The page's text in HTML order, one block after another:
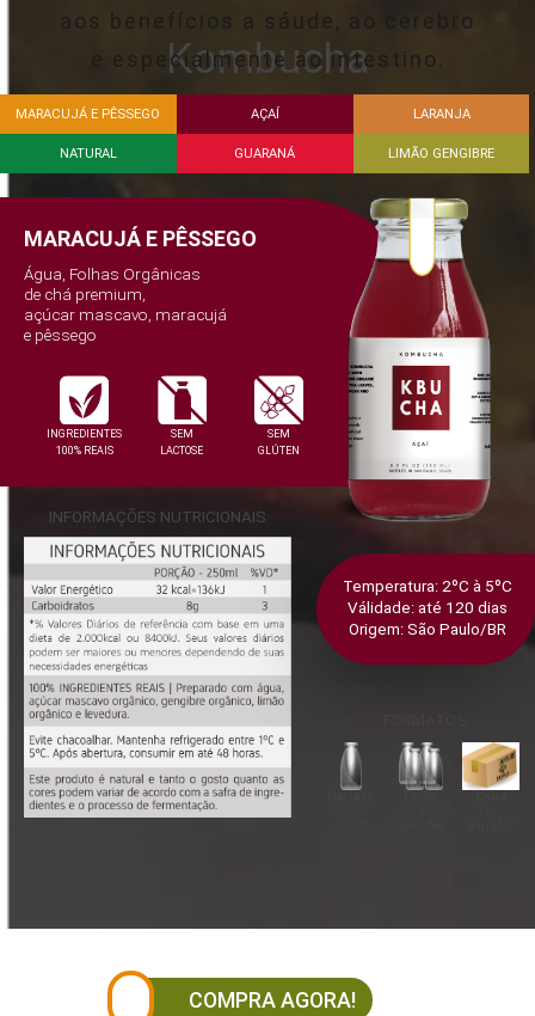
Kombucha
aos benefícios a sáude, ao cérebro
e especialmente ao intestino.
MARACUJÁ E PÊSSEGO AÇAÍ LARANJA
NATURAL GUARANÁ LIMÃO GENGIBRE
MARACUJÁ E PÊSSEGO
Água, Folhas Orgânicas
de chá premium,
açúcar mascavo, maracujá
e pêssego
INGREDIENTES
100% REAIS
SEM
LACTOSE
SEM
GLÚTEN
INFORMAÇÕES NUTRICIONAIS
Temperatura: 2ºC à 5ºC
Válidade: até 120 dias
Origem: São Paulo/BR
COMPRA AGORA!